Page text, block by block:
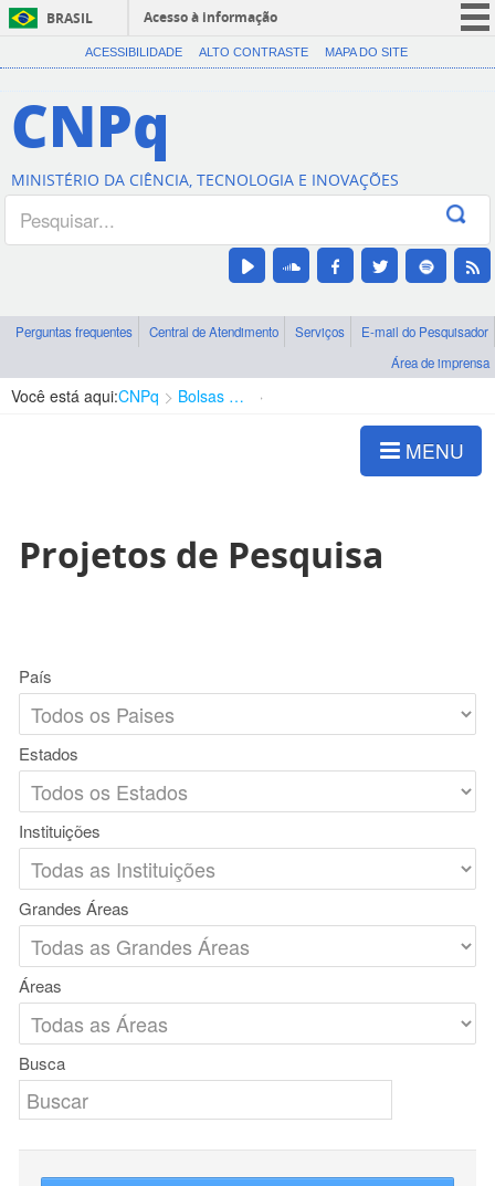
BRASIL
Acesso à informação
CORONAVÍRUS (COVID-19)
Canais
ACESSIBILIDADE ALTO CONTRASTE MAPA DO SITE
CNPq
MINISTÉRIO DA CIÊNCIA, TECNOLOGIA E INOVAÇÕES
Perguntas frequentes Central de Atendimento Serviços
E-mail do Pesquisador
Área de imprensa
Você está aqui:CNPq Bolsas e Auxílios Vigentes
MENU
Projetos de Pesquisa
País
Estados
Instituições
Grandes Áreas
Áreas
Busca